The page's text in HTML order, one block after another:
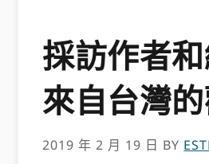
採訪作者和
來自台灣
2019 年 2 月 19 日 BY